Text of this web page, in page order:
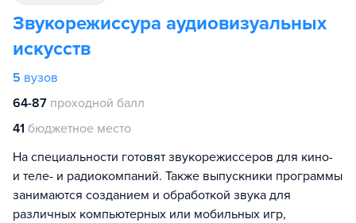
Звукорежиссура аудиовизуальных
искусств
5 вузов
64-87 проходной балл
41 бюджетное место
На специальности готовят звукорежиссеров для кино-
и теле- и радиокомпаний. Также выпускники программы
занимаются созданием и обработкой звука для
различных компьютерных или мобильных игр,